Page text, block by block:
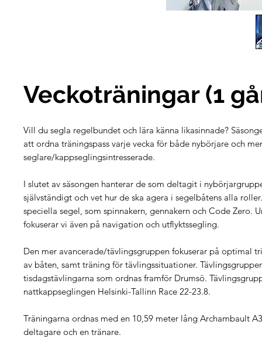
Veckoträningar (1
Vill du segla regelbundet och lära känna likasinnade?
att ordna träningspass varje vecka för både nybörjare och
seglare/kappseglingsintresserade.
I slutet av säsongen hanterar de som deltagit i
självständigt och vet hur de ska agera i segelbåtens alla
speciella segel, som spinnakern, gennakern och Code Zero.
fokuserar vi även på navigation och utflyktssegling.
Den mer avancerade/tävlingsgruppen fokuserar på optimal
av båten, samt träning för tävlingssituationer.
tisdagstävlingarna som ordnas framför Drumsö.
nattkappseglingen Helsinki-Tallinn Race 22-23.8.
Träningarna ordnas med en 10,59 meter lång Archambault
deltagare och en tränare.